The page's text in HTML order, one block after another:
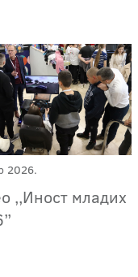
2026.
,,Иност младих